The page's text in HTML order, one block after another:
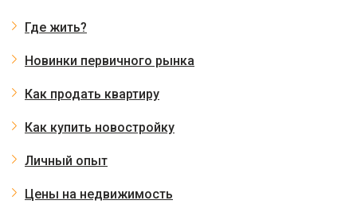
Где жить?
Новинки первичного рынка
Как продать квартиру
Как купить новостройку
Личный опыт
Цены на недвижимость